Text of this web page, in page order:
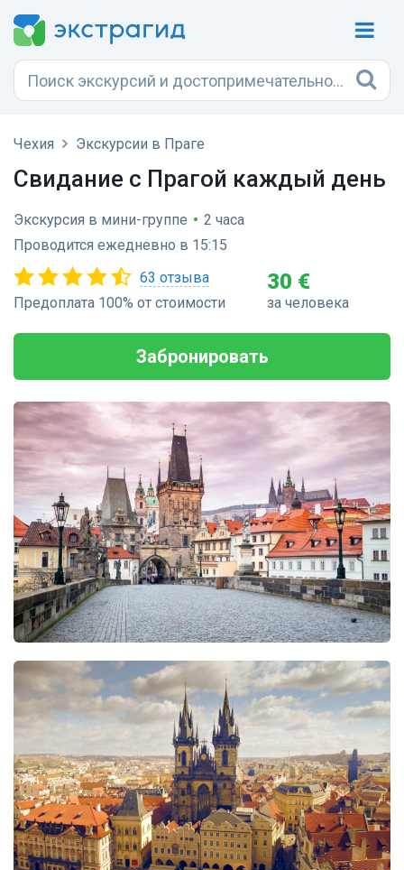
Чехия Экскурсии в Праге
Свидание с Прагой каждый день
Экскурсия в мини-группе • 2 часа
Проводится ежедневно в 15:15
63 отзыва
Предоплата 100% от стоимости
30 €
за человека
Забронировать